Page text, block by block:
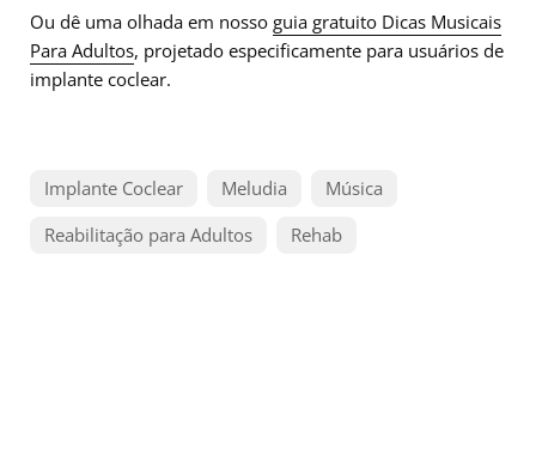
Ou dê uma olhada em nosso guia gratuito Dicas Musicais
Para Adultos, projetado especificamente para usuários de
implante coclear.
Implante Coclear Meludia
Música
Reabilitação para Adultos
Rehab